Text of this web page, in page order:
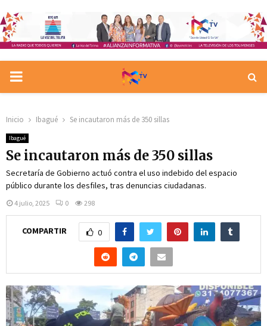
PRIMARY
Inicio Ibagué Se incautaron más de 350 sillas
Ibagué
Se incautaron más de 350 sillas
Secretaría de Gobierno actuó contra el uso indebido del espacio
público durante los desfiles, tras denuncias ciudadanas.
4 julio, 2025 0 298
COMPARTIR 0